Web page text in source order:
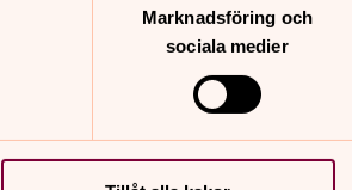
Marknadsföring och
sociala medier
2024
Sociala
Facebook
Instagram
Vimeo